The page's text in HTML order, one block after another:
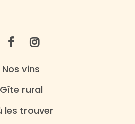
Nos vins
Gîte rural
les trouver